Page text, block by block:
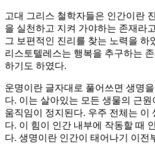
고대 그리스 철학자들은 인간이란
을 실천하고 지켜 가야하는 존재라
그 보편적인 진리를 찾는 노력을 하
리스토텔레스는 행복을 추구하는
하기도 하였다.
운명이란 글자대로 풀어쓰면 생명
다. 이는 살아있는 모든 생물의 근
움직임이 정지된다. 우주 전체는 이
다. 이 힘이 인간 내부에 작동할 때
다. 생명이란 인간이 태어나기 이전